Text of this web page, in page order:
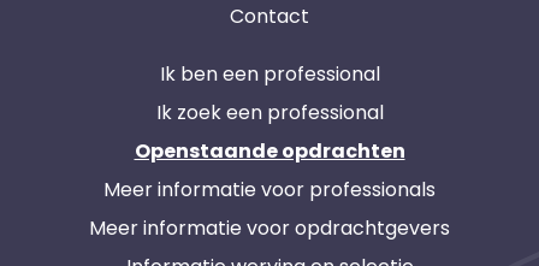
Contact
Ik ben een professional
Ik zoek een professional
Openstaande opdrachten
Meer informatie voor professionals
Meer informatie voor opdrachtgevers